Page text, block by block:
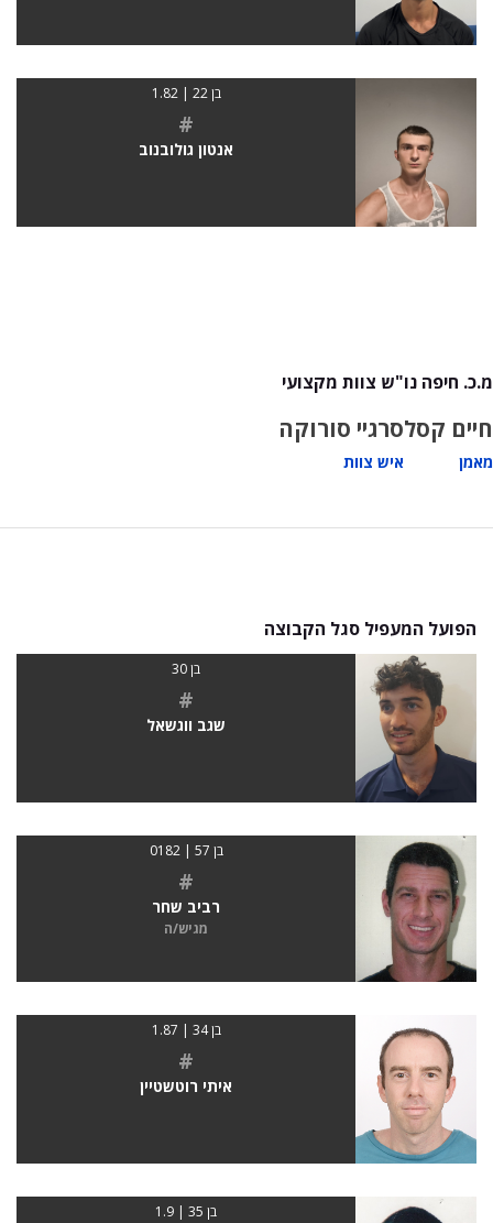
בן 22 | 1.82
#
אנטון גולובנוב
מ.כ. חיפה נו"ש צוות מקצועי
חיים קסל
מאמן
סרגיי סורוקה
איש צוות
הפועל המעפיל סגל הקבוצה
בן 30
#
שגב ווגשאל
בן 57 | 0182
#
רביב שחר
מגיש/ה
בן 34 | 1.87
#
איתי רוטשטיין
בן 35 | 1.9